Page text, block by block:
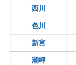
西川
色川
新宮
潮岬